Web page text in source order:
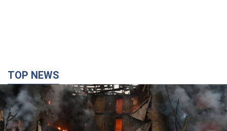
TOP NEWS